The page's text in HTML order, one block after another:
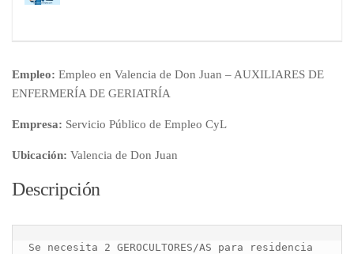
Empleo: Empleo en Valencia de Don Juan – AUXILIARES DE
ENFERMERÍA DE GERIATRÍA
Empresa: Servicio Público de Empleo CyL
Ubicación: Valencia de Don Juan
Descripción
Se necesita 2 GEROCULTORES/AS para residencia